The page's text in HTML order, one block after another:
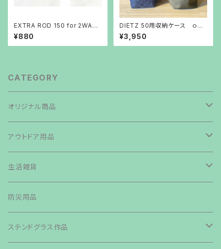
EXTRA ROD 150 for 2WAY
STAND 5050WORKSHOP
¥880
DIETZ 50用収納ケース ｏｓｏ
ｔｏ雑貨オリジナル
¥3,950
CATEGORY
オリジナル商品
焚き火台
鉄板・ペグ
帆布生地商品
その他商品
アウトドア用品
テント・タープ
ライト・ランタン・ランプ
カトラリー
生活雑貨
バッグ類
防災用品
ステンドグラス作品